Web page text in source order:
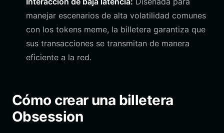
manejar escenarios de alta volatilidad comunes
con los tokens meme, la billetera garantiza que
sus transacciones se transmitan de manera
eficiente a la red.
Cómo crear una billetera
Obsession